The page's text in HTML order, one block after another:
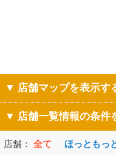
▼ 店舗マップを表示す
▼ 店舗一覧情報の条件
店舗： 全て ほっともっ